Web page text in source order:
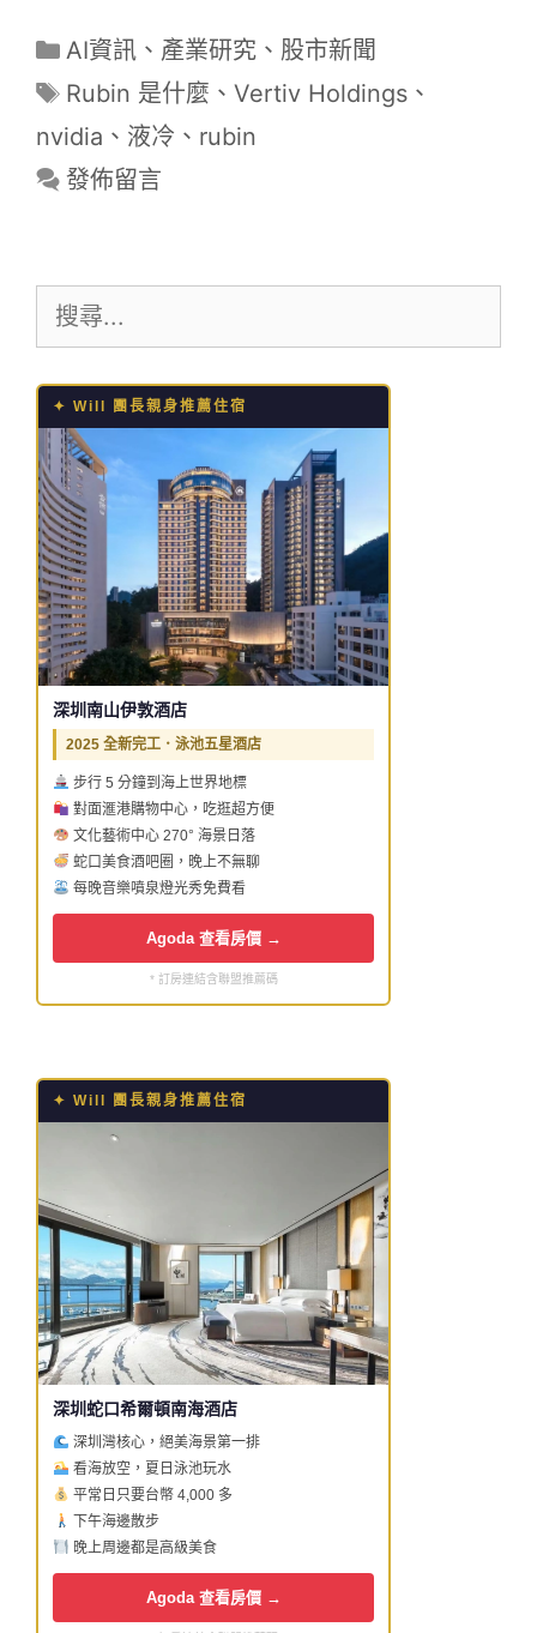
分
類
AI資訊 、 產業研究 、 股市新聞
標
籤
Rubin 是什麼 、 Vertiv Holdings 、
nvidia 、 液冷 、 rubin
發佈留言
✦ Will 團長親身推薦住宿
深圳南山伊敦酒店
2025 全新完工．泳池五星酒店
步行 5 分鐘到海上世界地標
對面滙港購物中心，吃逛超方便
文化藝術中心 270° 海景日落
蛇口美食酒吧圈，晚上不無聊
每晚音樂噴泉燈光秀免費看
Agoda 查看房價 →
* 訂房連結含聯盟推薦碼
✦ Will 團長親身推薦住宿
深圳蛇口希爾頓南海酒店
深圳灣核心，絕美海景第一排
看海放空，夏日泳池玩水
平常日只要台幣 4,000 多
下午海邊散步
晚上周邊都是高級美食
Agoda 查看房價 →